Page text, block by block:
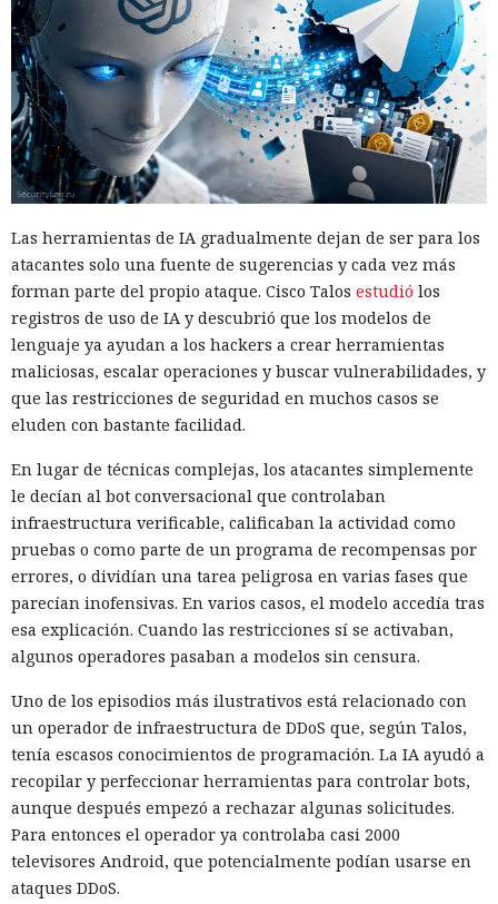
predictor, el manejador del núcleo cambia su estado y
permite preparar de nuevo la predicción de salto errónea.
En pruebas de laboratorio, Interrupt Injection provocó
predicciones erróneas en Intel Cascade Lake Refresh y
Arrow Lake, a pesar de SW loop y BHI_DIS_S, y en AMD Zen 2
eludió saferet en combinación con la técnica Inception. En
AMD Zen 4 la variante principal del ataque no produjo tales
procesadores con las protecciones estándar de Linux
activadas.
Los especialistas construyeron un exploit práctico solo para
AMD Zen 2. En un sistema de prueba con un Ryzen 7 4700G
eludió KASLR, tras lo cual leía memoria arbitraria del
núcleo a una velocidad media de 5,47 bytes por segundo y
con una precisión del 91,97%. Al buscar /etc/shadow con el
aproximadamente 18 minutos en cinco de cada diez
intentos.
El trabajo no describe ataques contra sistemas reales ni
datos de usuarios. Todos los experimentos se realizaron en
máquinas locales, y el modelo de amenazas supone que el
atacante ya puede ejecutar su propio código en el sistema
Linux objetivo. Los autores consideran que un mecanismo
donde la seguridad depende del aislamiento del núcleo.
AMD e Intel recibieron información sobre el ataque el 5 de
febrero de 2026 y confirmaron el comportamiento de los
procesadores que subyace en él. AMD informó planes para
cerrar el problema mediante un cambio en el núcleo; Intel
no considera necesario un parche independiente. Entre las
medidas propuestas está volver a limpiar el predictor
Las herramientas de IA gradualmente dejan de ser para los
atacantes solo una fuente de sugerencias y cada vez más
forman parte del propio ataque. Cisco Talos estudió los
registros de uso de IA y descubrió que los modelos de
lenguaje ya ayudan a los hackers a crear herramientas
maliciosas, escalar operaciones y buscar vulnerabilidades, y
que las restricciones de seguridad en muchos casos se
eluden con bastante facilidad.
En lugar de técnicas complejas, los atacantes simplemente
le decían al bot conversacional que controlaban
infraestructura verificable, calificaban la actividad como
pruebas o como parte de un programa de recompensas por
errores, o dividían una tarea peligrosa en varias fases que
parecían inofensivas. En varios casos, el modelo accedía tras
esa explicación. Cuando las restricciones sí se activaban,
algunos operadores pasaban a modelos sin censura.
Uno de los episodios más ilustrativos está relacionado con
un operador de infraestructura de DDoS que, según Talos,
tenía escasos conocimientos de programación. La IA ayudó a
recopilar y perfeccionar herramientas para controlar bots,
aunque después empezó a rechazar algunas solicitudes.
Para entonces el operador ya controlaba casi 2000
televisores Android, que potencialmente podían usarse en
ataques DDoS.